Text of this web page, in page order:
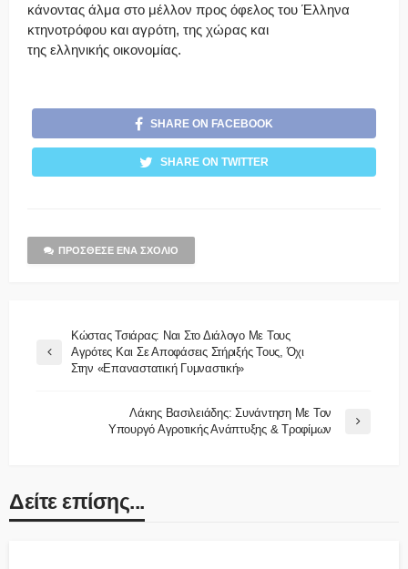
κάνοντας άλμα στο μέλλον προς όφελος του Έλληνα
κτηνοτρόφου και αγρότη, της χώρας και
της ελληνικής οικονομίας.
SHARE ON FACEBOOK
SHARE ON TWITTER
ΠΡΌΣΘΕΣΕ ΈΝΑ ΣΧΌΛΙΟ
Κώστας Τσιάρας: Ναι Στο Διάλογο Με Τους
Αγρότες Και Σε Αποφάσεις Στήριξής Τους, Όχι
Στην «επαναστατική Γυμναστική»
Λάκης Βασιλειάδης: Συνάντηση Με Τον
Υπουργό Αγροτικής Ανάπτυξης & Τροφίμων
Δείτε επίσης...